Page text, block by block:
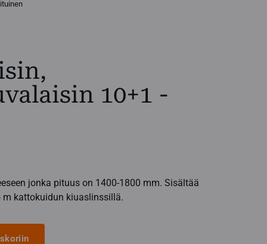
10+1 -
jonka pituus on 1400-1800 mm. Sisältää
kattokuidun kiuaslinssillä.